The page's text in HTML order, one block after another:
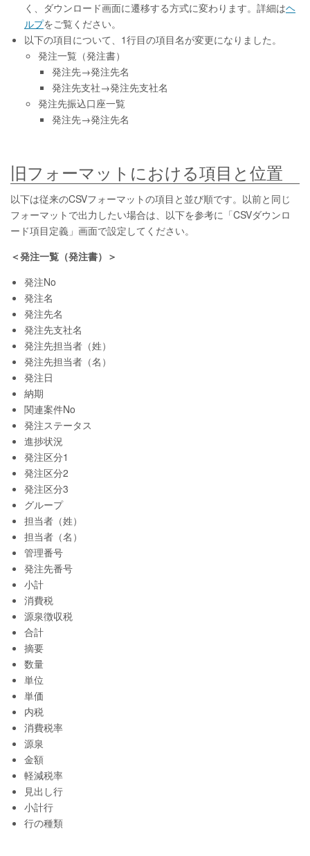
く、ダウンロード画面に遷移する方式に変わります。詳細はヘ
ルプをご覧ください。
以下の項目について、1行目の項目名が変更になりました。
発注一覧（発注書）
発注先→発注先名
発注先支社→発注先支社名
発注先振込口座一覧
発注先→発注先名
旧フォーマットにおける項目と位置
以下は従来のCSVフォーマットの項目と並び順です。以前と同じ
フォーマットで出力したい場合は、以下を参考に「CSVダウンロ
ード項目定義」画面で設定してください。
＜発注一覧（発注書）＞
発注No
発注名
発注先名
発注先支社名
発注先担当者（姓）
発注先担当者（名）
発注日
納期
関連案件No
発注ステータス
進捗状況
発注区分1
発注区分2
発注区分3
グループ
担当者（姓）
担当者（名）
管理番号
発注先番号
小計
消費税
源泉徴収税
合計
摘要
数量
単位
単価
内税
消費税率
源泉
金額
軽減税率
見出し行
小計行
行の種類